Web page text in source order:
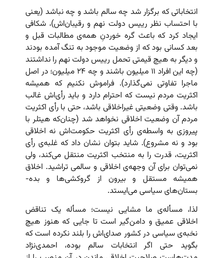
انتخاباتی که برگزار شد چه سالم باشد و چه نباشد (یعنی
با احتساب نظر رییس دولت نهم و رقیبا‌ن‌اش)، شکافی
ایجاد کرد که باعث گره خوردنِ همه‌ی مطالبات قبل و
بعد کسانی بود که از وضعیت موجود به تنگ آمده بودند
و دیگر به هیچ قیمتی تحمل رییس دولت نهم را نداشتند
(چه این افراد ۱۱ میلیون باشند و چه ۲۴ میلیون؛ در اصل
ماجرا تفاوتی نمی‌گذارد). فراموش نکنیم که همیشه
اکثریت مردم نیست که احترام دارد و باید رأی‌اش غالب
باشد. وقتی وضعیتی غیراخلاقی باشد، حتی با رأی اکثریت
مردم آن وضعیت اخلاقی نخواهد شد (چنان‌که هیتلر با
پیروزی به واسطه‌‌ی رأی اکثریت حکومت‌اش نه اخلاقی
بود و نه مشروع). شاید بتوان نشان داد که غلبه‌ی رأی
اکثریت، قدرت را به منتخب اکثریت منتقل می‌کند، ولی
نمی‌توان برای آن وجهه‌ی اخلاقی و سالمی تراشید. اخلاق
همیشه مستقل و بیرون از گروکشی‌ها و بده-
بستان‌های سیاسی می‌ایستد.
لذا، مسأله‌ی ما مشایی نیست؛ مسأله یک تناقض
اخلاقی عمیق‌ و دامن‌گیر است تا جایی که هنوز هیچ
نخبه‌ی سیاسی در کشور صدای‌اش را بلند نکرده است که
بگوید حتی اگر انتخابات سالم بوده، احمدی‌نژاد